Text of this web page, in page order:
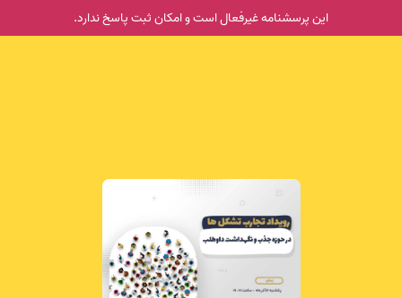
این پرسشنامه غیر‌فعال است و امکان ثبت پاسخ ندارد.